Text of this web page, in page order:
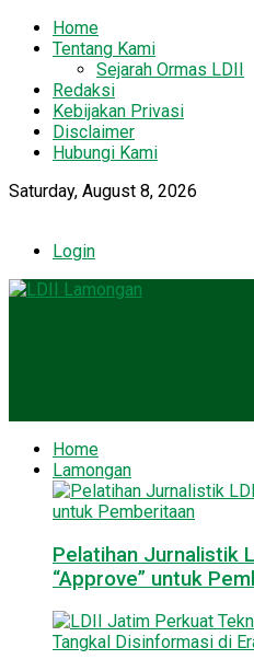
Home
Tentang Kami
Sejarah Ormas LDII
Redaksi
Kebijakan Privasi
Disclaimer
Hubungi Kami
Saturday, August 8, 2026
Login
Home
Lamongan
Pelatihan Jurnalistik
“Approve” untuk